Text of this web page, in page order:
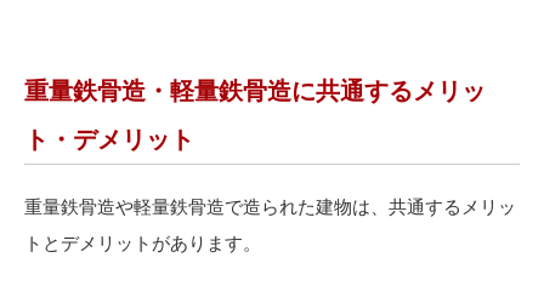
重量鉄骨造・軽量鉄骨造に共通するメリッ
ト・デメリット
重量鉄骨造や軽量鉄骨造で造られた建物は、共通するメリッ
トとデメリットがあります。